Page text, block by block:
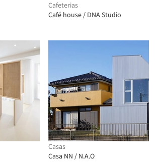
Cafeterias
Café house / DNA Studio
Casas
Casa NN / N.A.O